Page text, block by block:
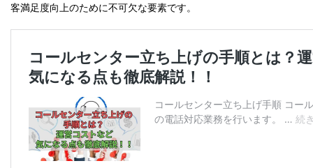
客満足度向上のために不可欠な要素です。